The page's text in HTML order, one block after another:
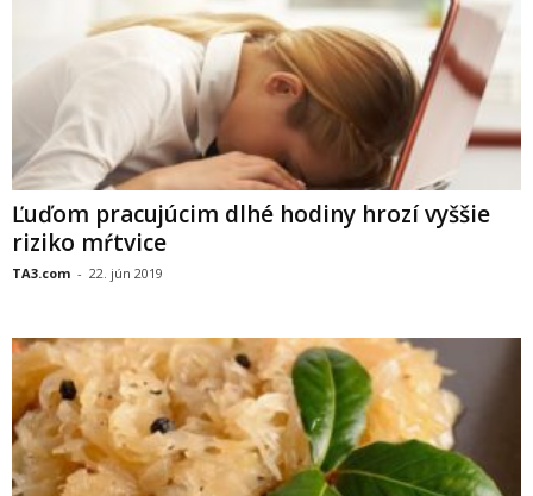
Ľuďom pracujúcim dlhé hodiny hrozí vyššie
riziko mŕtvice
TA3.com - 22. jún 2019